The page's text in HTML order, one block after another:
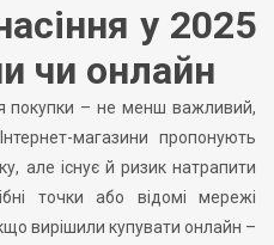
у 2025
чи онлайн
покупки – не менш важливий,
магазини пропонують
але існує й ризик натрапити
точки або відомі мережі
вирішили купувати онлайн –